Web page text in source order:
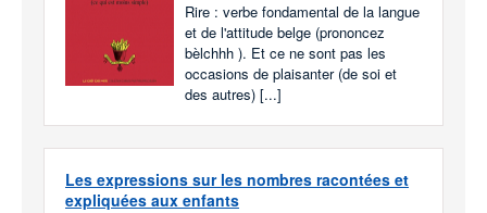
Rire : verbe fondamental de la langue
et de l'attitude belge (prononcez
bèlchhh ). Et ce ne sont pas les
occasions de plaisanter (de soi et
des autres) [...]
Les expressions sur les nombres racontées et
expliquées aux enfants